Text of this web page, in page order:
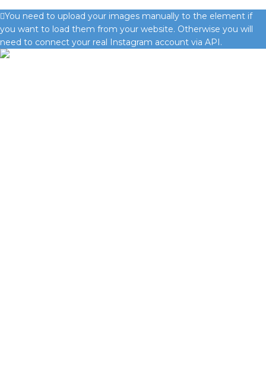
You need to upload your images manually to the element if
you want to load them from your website. Otherwise you will
need to connect your real Instagram account via API.